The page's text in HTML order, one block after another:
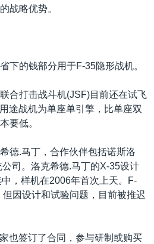
战略优势。
下的钱部分用于F-35隐形战机。
合打击战斗机(JSF)目前还在试飞
途战机为单座单引擎，比单座双
要低。
德.马丁，合作伙伴包括诺斯洛
司。洛克希德.马丁的X-35设计
，样机在2006年首次上天。F-
因设计和试验问题，目前被推迟
也签订了合同，参与研制或购买